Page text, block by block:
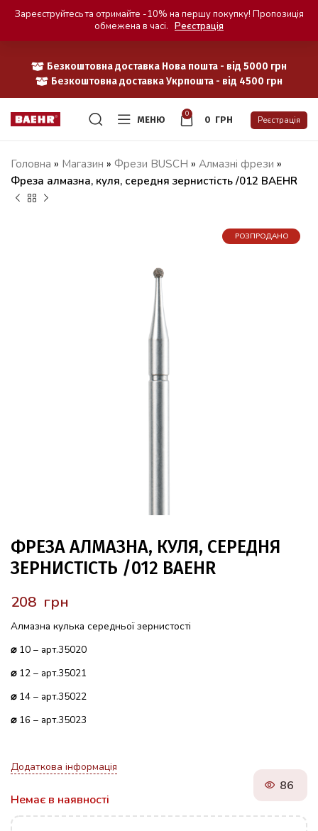
Безкоштовна доставка Нова пошта - від 5000 грн
Безкоштовна доставка Укрпошта - від 4500 грн
МЕНЮ
0
0 ГРН Реєстрація
Головна » Магазин » Фрези BUSCH » Алмазні фрези »
Фреза алмазна, куля, середня зернистість /012 BAEHR
РОЗПРОДАНО
ФРЕЗА АЛМАЗНА, КУЛЯ, СЕРЕДНЯ
ЗЕРНИСТІСТЬ /012 BAEHR
грн
Алмазна кулька середньої зернистості
⌀ 10 – арт.35020
⌀ 12 – арт.35021
⌀ 14 – арт.35022
⌀ 16 – арт.35023
Додаткова інформація
Немає в наявності
86
Зареєструйтесь та отримайте -10% на першу покупку! Пропозиція
обмежена в часі. Реєстрація